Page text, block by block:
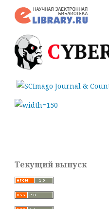
Текущий выпуск